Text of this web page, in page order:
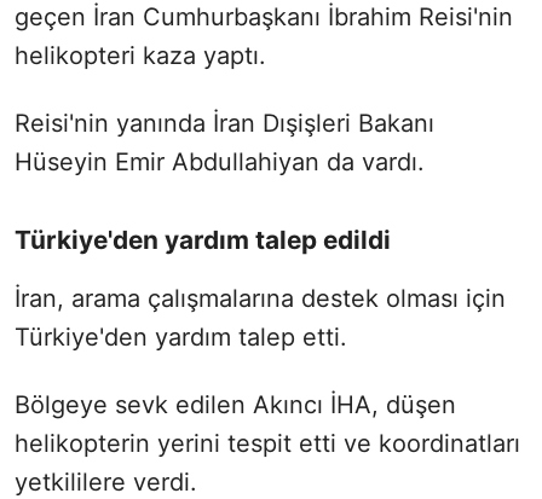
geçen İran Cumhurbaşkanı İbrahim Reisi'nin
helikopteri kaza yaptı.
Reisi'nin yanında İran Dışişleri Bakanı
Hüseyin Emir Abdullahiyan da vardı.
Türkiye'den yardım talep edildi
İran, arama çalışmalarına destek olması için
Türkiye'den yardım talep etti.
Bölgeye sevk edilen Akıncı İHA, düşen
helikopterin yerini tespit etti ve koordinatları
yetkililere verdi.